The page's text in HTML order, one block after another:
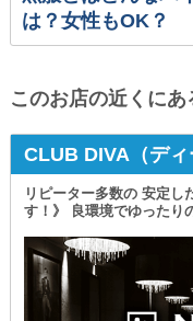
は？女性もOK？
このお店の近くに
CLUB DIVA（ディ
リピーター多数の 安定し
す！》 良環境でゆったり